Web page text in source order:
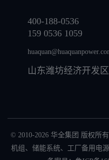
400-188-0536
159 0536 1059
山东潍坊经济开发
© 2010-2026 华全集团 版权所
机组 、 储能系统、 工厂备用电